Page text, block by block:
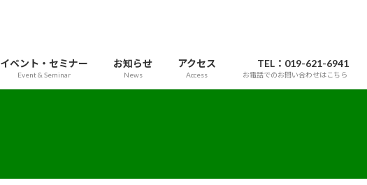
イベント・セミナー
Event & Seminar
お知らせ
News
アクセス
Access
TEL：019-621-6941
お電話でのお問い合わせはこちら